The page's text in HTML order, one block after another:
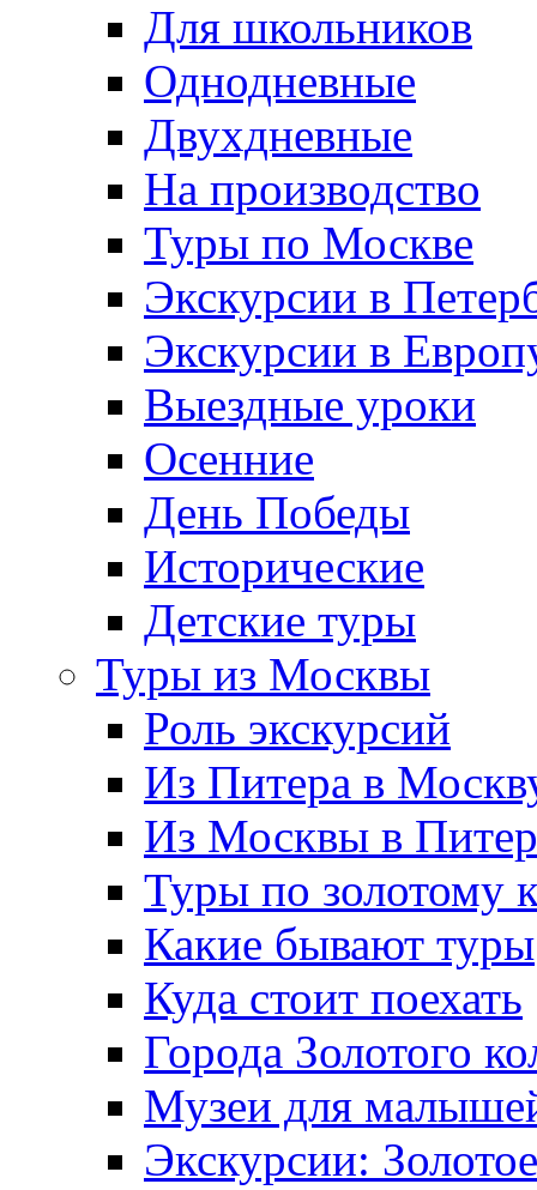
Для школьников
Однодневные
Двухдневные
На производство
Туры по Москве
Экскурсии в
Экскурсии в
Выездные уроки
Осенние
День Победы
Исторические
Детские туры
Туры из Москвы
Роль экскурсий
Из Питера в
Из Москвы в Питер
Туры по золотому
Какие бывают туры
Куда стоит поехать
Города Золотого
Музеи для
Экскурсии: